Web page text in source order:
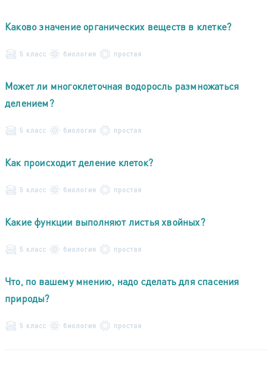
Каково значение органических веществ в клетке?
5 класс биология простая
Может ли многоклеточная водоросль размножаться
делением?
5 класс биология простая
Как происходит деление клеток?
5 класс биология простая
Какие функции выполняют листья хвойных?
5 класс биология простая
Что, по вашему мнению, надо сделать для спасения
природы?
5 класс биология простая